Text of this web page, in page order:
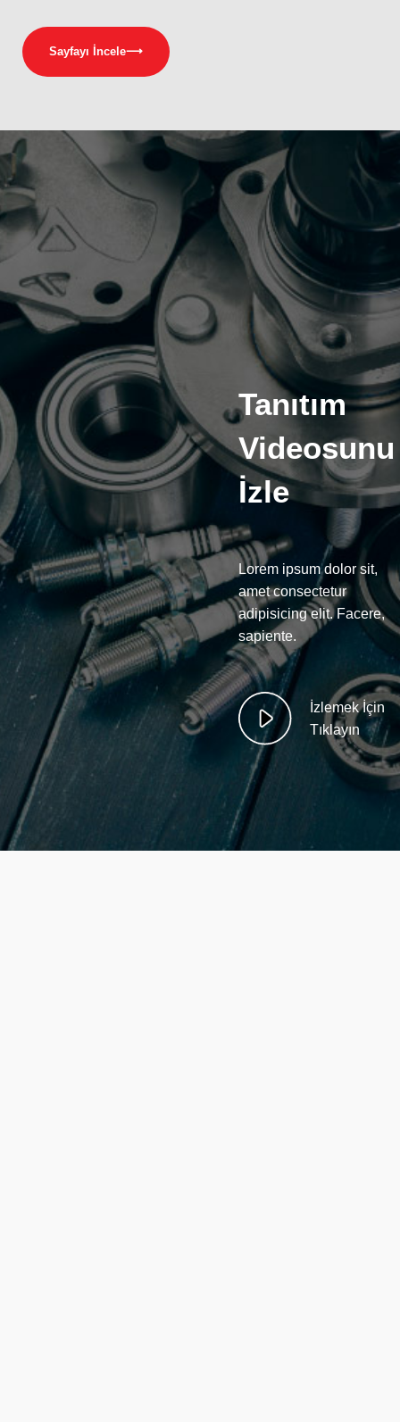
Sayfayı İncele⟶
Tanıtım
Videosunu
İzle
Lorem ipsum dolor sit,
amet consectetur
adipisicing elit. Facere,
sapiente.
İzlemek İçin
Tıklayın